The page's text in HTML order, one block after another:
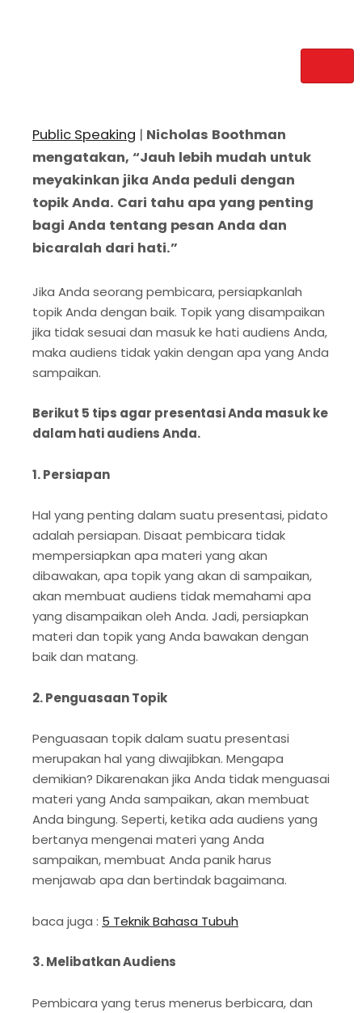
Public Speaking | Nicholas Boothman
mengatakan, “Jauh lebih mudah untuk
meyakinkan jika Anda peduli dengan
topik Anda. Cari tahu apa yang penting
bagi Anda tentang pesan Anda dan
bicaralah dari hati.”
Jika Anda seorang pembicara, persiapkanlah
topik Anda dengan baik. Topik yang disampaikan
jika tidak sesuai dan masuk ke hati audiens Anda,
maka audiens tidak yakin dengan apa yang Anda
sampaikan.
Berikut 5 tips agar presentasi Anda masuk ke
dalam hati audiens Anda.
1. Persiapan
Hal yang penting dalam suatu presentasi, pidato
adalah persiapan. Disaat pembicara tidak
mempersiapkan apa materi yang akan
dibawakan, apa topik yang akan di sampaikan,
akan membuat audiens tidak memahami apa
yang disampaikan oleh Anda. Jadi, persiapkan
materi dan topik yang Anda bawakan dengan
baik dan matang.
2. Penguasaan Topik
Penguasaan topik dalam suatu presentasi
merupakan hal yang diwajibkan. Mengapa
demikian? Dikarenakan jika Anda tidak menguasai
materi yang Anda sampaikan, akan membuat
Anda bingung. Seperti, ketika ada audiens yang
bertanya mengenai materi yang Anda
sampaikan, membuat Anda panik harus
menjawab apa dan bertindak bagaimana.
baca juga : 5 Teknik Bahasa Tubuh
3. Melibatkan Audiens
Pembicara yang terus menerus berbicara, dan